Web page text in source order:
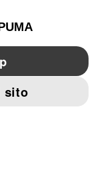
DATI AZIENDALI E LEGALI